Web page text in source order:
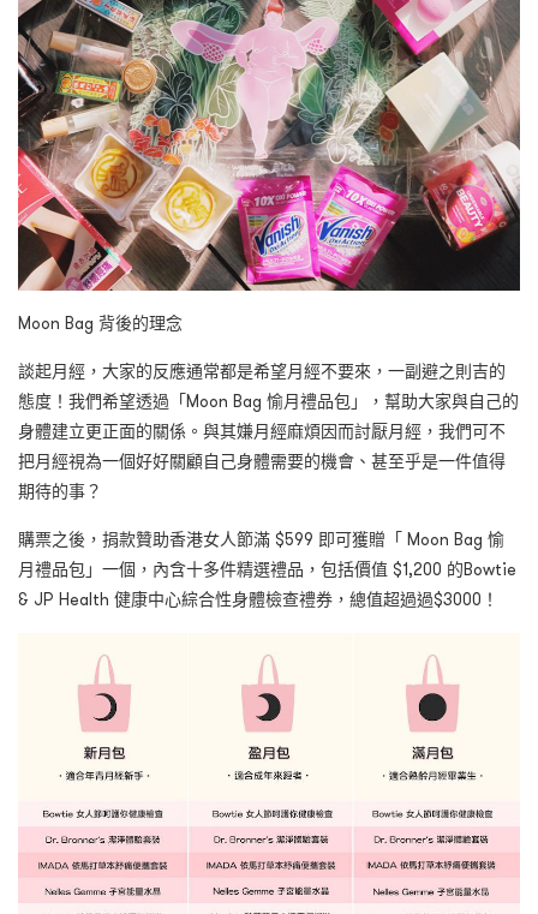
Moon Bag 背後的理念
談起月經，大家的反應通常都是希望月經不要來，一副避之則吉的
態度！我們希望透過「Moon Bag 愉月禮品包」，幫助大家與自己的
身體建立更正面的關係。與其嫌月經麻煩因而討厭月經，我們可不
把月經視為一個好好關顧自己身體需要的機會、甚至乎是一件值得
期待的事？
購票之後，捐款贊助香港女人節滿 $599 即可獲贈「 Moon Bag 愉
月禮品包」一個，內含十多件精選禮品，包括價值 $1,200 的Bowtie
& JP Health 健康中心綜合性身體檢查禮券，總值超過過$3000！